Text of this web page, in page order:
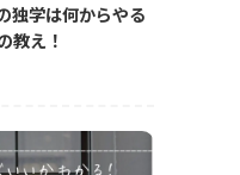
独学は何からやる
教え！